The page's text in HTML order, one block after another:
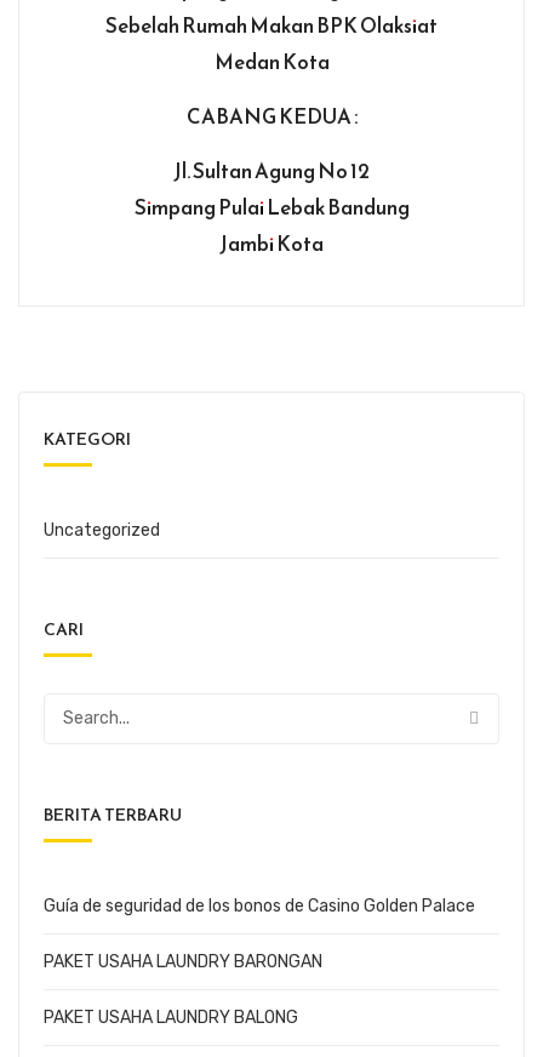
Sebelah Rumah Makan BPK Olaksiat
Medan Kota
CABANG KEDUA :
Jl. Sultan Agung No 12
Simpang Pulai Lebak Bandung
Jambi Kota
KATEGORI
Uncategorized
CARI
BERITA TERBARU
Guía de seguridad de los bonos de Casino Golden Palace
PAKET USAHA LAUNDRY BARONGAN
PAKET USAHA LAUNDRY BALONG